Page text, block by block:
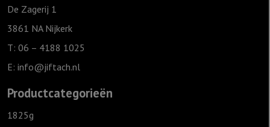
De Zagerij 1
3861 NA Nijkerk
T: 06 – 4188 1025
E: info@jiftach.nl
Productcategorieën
1825g